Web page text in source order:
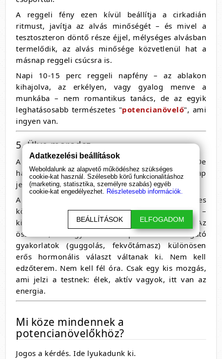
A reggeli fény ezen kívül beállítja a cirkadián
ritmust, javítja az alvás minőségét – és mivel a
tesztoszteron döntő része éjjel, mélységes alvásban
termelődik, az alvás minősége közvetlenül hat a
másnap reggeli csúcsra is.
Napi 10-15 perc reggeli napfény – az ablakon
kihajolva, az erkélyen, vagy gyalog menve a
munkába – nem romantikus tanács, de az egyik
leghatásosabb természetes "potencianövelő", ami
ingyen van.
5. Ülve maradsz
A reggeli mozgáshiány önmagában nem drámai. De
ha ez minden reggel így van, a szervezet nem kap
jelet arra, hogy mobilizáljon.
A rövid, intenzív reggeli mozgás – akár 5-10 perces
könnyű torna, néhány guggolás, séta –
kimutathatóan emeli a tesztoszteron-szintet. Az
összetett, nagy izomcsoportokat mozgató
gyakorlatok (guggolás, fekvőtámasz) különösen
erős hormonális választ váltanak ki. Nem kell
edzőterem. Nem kell fél óra. Csak egy kis mozgás,
ami jelzi a testnek: élek, aktív vagyok, itt van az
energia.
Mi köze mindennek a
potencianövelőkhöz?
Jogos a kérdés. Ide lyukadunk ki.
Adatkezelési beállítások
Weboldalunk az alapvető működéshez szükséges
cookie-kat használ. Szélesebb körű funkcionalitáshoz
(marketing, statisztika, személyre szabás) egyéb
cookie-kat engedélyezhet. Részletesebb információk.
BEÁLLÍTÁSOK ELFOGADOM